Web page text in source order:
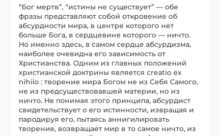
“Бог мертв”, “истины не существует” — обе
фразы представляют собой откровение об
абсурдности мира, в центре которого нет
больше Бога, в сердцевине которого — ничто.
Но именно здесь, в самом сердце абсурдизма,
наиболее очевидна его зависимость от
Христианства. Одним из главных положений
христианской доктрины является creatio ex
nihilo : творение мира Богом не из Себя Самого,
не из предсуществовавшей материи, но из
ничто. Не понимая этого принципа, абсурдист
свидетельствует о его истинности, извращая и
пародируя его, пытаясь аннигилировать
творение, возвращает мир в то самое ничто, из